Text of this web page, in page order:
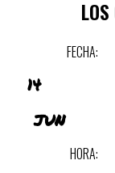
FECHA:
14
JUN
HORA: